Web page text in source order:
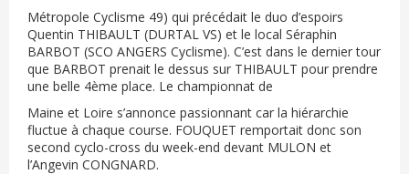
Métropole Cyclisme 49) qui précédait le duo d’espoirs
Quentin THIBAULT (DURTAL VS) et le local Séraphin
BARBOT (SCO ANGERS Cyclisme). C’est dans le dernier tour
que BARBOT prenait le dessus sur THIBAULT pour prendre
une belle 4ème place. Le championnat de
Maine et Loire s’annonce passionnant car la hiérarchie
fluctue à chaque course. FOUQUET remportait donc son
second cyclo-cross du week-end devant MULON et
l’Angevin CONGNARD.